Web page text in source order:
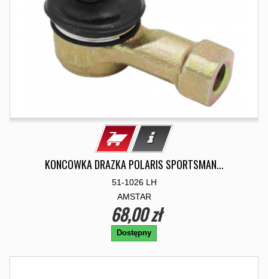
KONCOWKA DRAZKA POLARIS SPORTSMAN...
51-1026 LH
AMSTAR
68,00 zł
Dostępny